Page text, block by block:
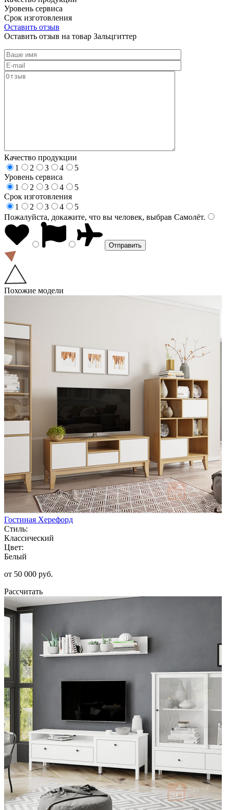
Уровень сервиса
Срок изготовления
Оставить отзыв
Оставить отзыв на товар Зальцгиттер
Качество продукции
1
2 3 4
5
Уровень сервиса
1
2 3 4
5
Срок изготовления
1
2 3 4
5
Пожалуйста, докажите, что вы человек, выбрав Самолёт.
Похожие модели
Гостиная Херефорд
Стиль:
Классический
Цвет:
Белый
от 50 000 руб.
Рассчитать